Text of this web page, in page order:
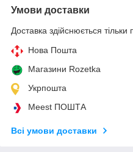
Умови доставки
Доставка здійснюється тільки
Нова Пошта
Магазини Rozetka
Укрпошта
Meest ПОШТА
Всі умови доставки